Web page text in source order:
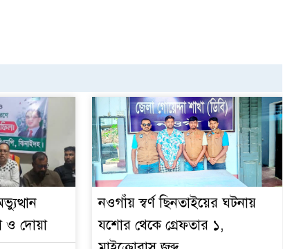
ও দোয়া
নওগাঁয় স্বর্ণ ছিনতাইয়ের ঘটনায়
যশোর থেকে গ্রেফতার ১,